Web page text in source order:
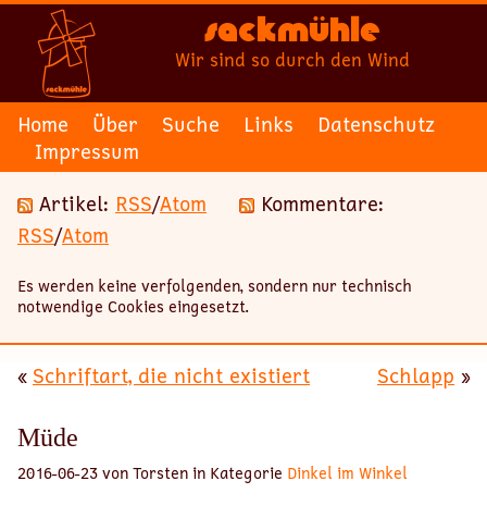
Sackmühle
Wir sind so durch den Wind
Home Über Suche Links
Datenschutz
Impressum
Artikel: RSS/Atom
Kommentare:
RSS/Atom
Es werden keine verfolgenden, sondern nur technisch
notwendige Cookies eingesetzt.
« Schriftart, die nicht existiert Schlapp »
Müde
2016-06-23 von Torsten in Kategorie Dinkel im Winkel